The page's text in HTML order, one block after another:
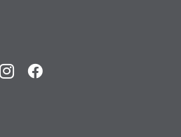
InstagramFacebook